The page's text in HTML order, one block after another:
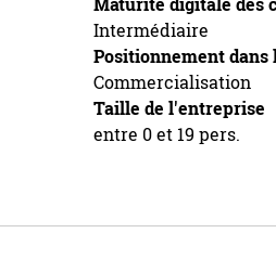
Intermédiaire
Positionnement dans
Commercialisation
Taille de l'entreprise
entre 0 et 19 pers.